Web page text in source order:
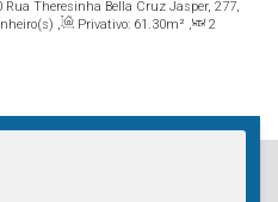
Rua Theresinha Bella Cruz Jasper, 277,
Santa Catarina, Brasil
, Privativo: 61 .30m² ,
2